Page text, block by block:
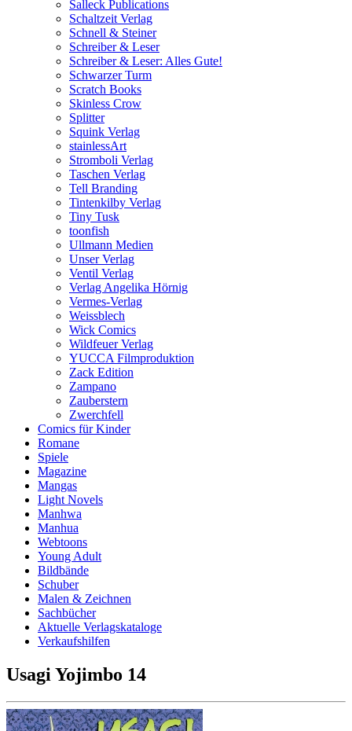
Salleck Publications
Schaltzeit Verlag
Schnell & Steiner
Schreiber & Leser
Schreiber & Leser: Alles Gute!
Schwarzer Turm
Scratch Books
Skinless Crow
Splitter
Squink Verlag
stainlessArt
Stromboli Verlag
Taschen Verlag
Tell Branding
Tintenkilby Verlag
Tiny Tusk
toonfish
Ullmann Medien
Unser Verlag
Ventil Verlag
Verlag Angelika Hörnig
Vermes-Verlag
Weissblech
Wick Comics
Wildfeuer Verlag
YUCCA Filmproduktion
Zack Edition
Zampano
Zauberstern
Zwerchfell
Comics für Kinder
Romane
Spiele
Magazine
Mangas
Light Novels
Manhwa
Manhua
Webtoons
Young Adult
Bildbände
Schuber
Malen & Zeichnen
Sachbücher
Aktuelle Verlagskataloge
Verkaufshilfen
Usagi Yojimbo 14